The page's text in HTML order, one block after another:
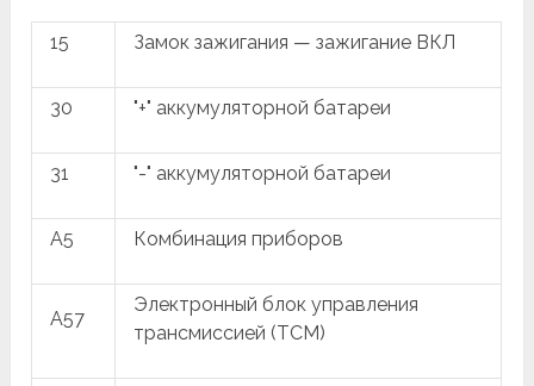
15 Замок зажигания — зажигание ВКЛ
30 "+" аккумуляторной батареи
31 "-" аккумуляторной батареи
A5 Комбинация приборов
A57
Электронный блок управления
трансмиссией (TCM)